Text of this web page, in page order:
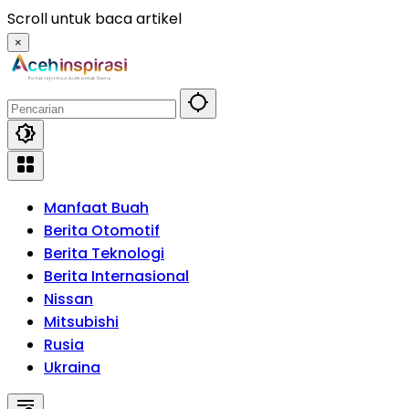
Langsung
ke
konten
Scroll untuk baca artikel
×
Manfaat Buah
Berita Otomotif
Berita Teknologi
Berita Internasional
Nissan
Mitsubishi
Rusia
Ukraina